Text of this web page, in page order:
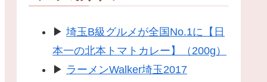
▶ 埼玉B級グルメが全国No.1に【日
本一の北本トマトカレー】（200g）
▶ ラーメンWalker埼玉2017